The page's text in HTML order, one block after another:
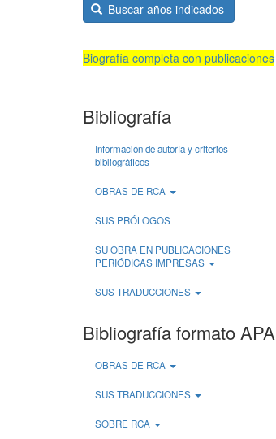
Buscar años indicados
Biografía completa con publicaciones
Bibliografía
Información de autoría y criterios
bibliográficos
OBRAS DE RCA
SUS PRÓLOGOS
SU OBRA EN PUBLICACIONES
PERIÓDICAS IMPRESAS
SUS TRADUCCIONES
Bibliografía formato APA
OBRAS DE RCA
SUS TRADUCCIONES
SOBRE RCA